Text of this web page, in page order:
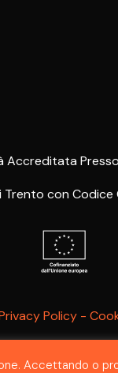
Accreditata
con Codice
Policy -
Accettando o